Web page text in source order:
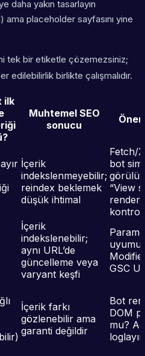
daha yakın tasarlayın
placeholder sayfasını yine
tek bir etiketle çözemezsiniz;
edilebilirlik birlikte çalışmalıdır.
ilk
Muhtemel SEO
sonucu
İçerik
indekslenmeyebilir;
reindex beklemek
düşük ihtimal
Fetch/
bot
“View
render
İçerik
indekslenebilir;
aynı URL’de
güncelleme veya
varyant keşfi
GSC
İçerik farkı
gözlenebilir ama
garanti değildir
Bot
DOM
mu?
loglayın